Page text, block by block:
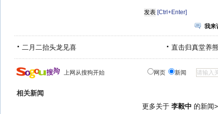
[Ctrl+Enter]
我来
二月二抬头龙见喜 直击归真堂养
上网从搜狗开始 网页 新闻
相关新闻
更多关于 李毅中 的新闻